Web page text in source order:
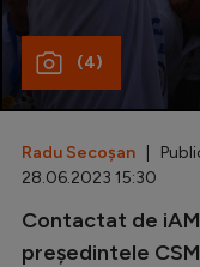
Inedit
(4)
Radu Secoșan |
28.06.2023 15:30
Contactat de
președintele